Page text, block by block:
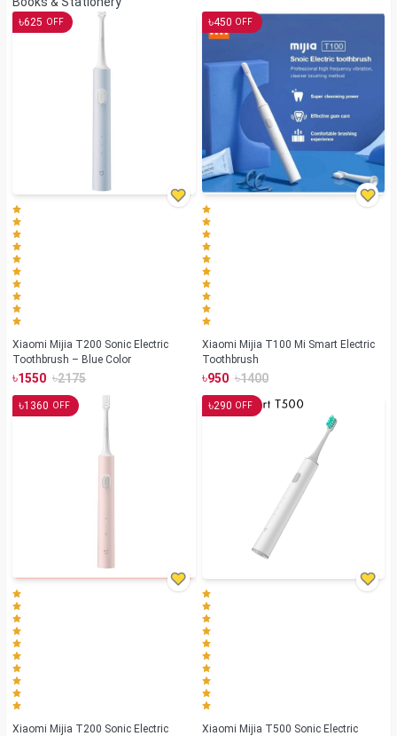
৳625 OFF
Xiaomi Mijia T200 Sonic Electric
Toothbrush – Blue Color
৳1550 ৳2175
৳450 OFF
Xiaomi Mijia T100 Mi Smart Electric
Toothbrush
৳950 ৳1400
৳1360 OFF
Xiaomi Mijia T200 Sonic Electric
৳290 OFF
Xiaomi Mijia T500 Sonic Electric